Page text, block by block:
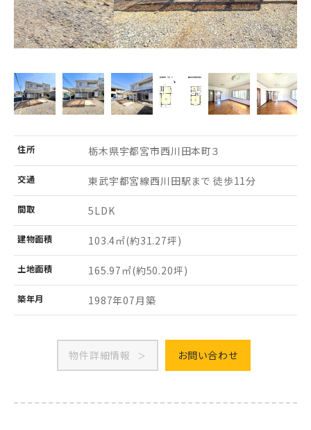
住所 栃木県宇都宮市西川田本町３
交通 東武宇都宮線西川田駅まで 徒歩11分
間取 5LDK
建物面積 103.4㎡(約31.27坪)
土地面積 165.97㎡(約50.20坪)
築年月 1987年07月築
物件詳細情報 お問い合わせ